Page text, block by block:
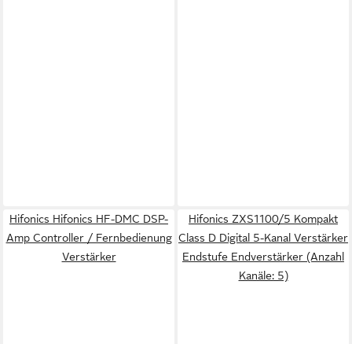
Hifonics Hifonics HF-DMC DSP-
Amp Controller / Fernbedienung
Verstärker
Hifonics ZXS1100/5 Kompakt
Class D Digital 5-Kanal Verstärker
Endstufe Endverstärker (Anzahl
Kanäle: 5)